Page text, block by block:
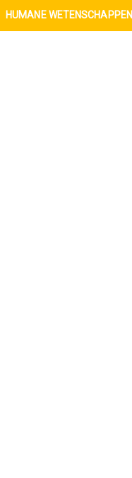
HUMANE WETENSCHAPPEN